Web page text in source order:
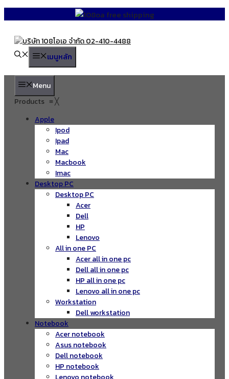
content
เมนูหลัก
Menu
Products ≡╳
Apple
Ipod
Ipad
Mac
Macbook
Imac
Desktop PC
Desktop PC
Acer
Dell
HP
Lenovo
All in one PC
Acer all in one pc
Dell all in one pc
HP all in one pc
Lenovo all in one pc
Workstation
Dell workstation
Notebook
Acer notebook
Asus notebook
Dell notebook
HP notebook